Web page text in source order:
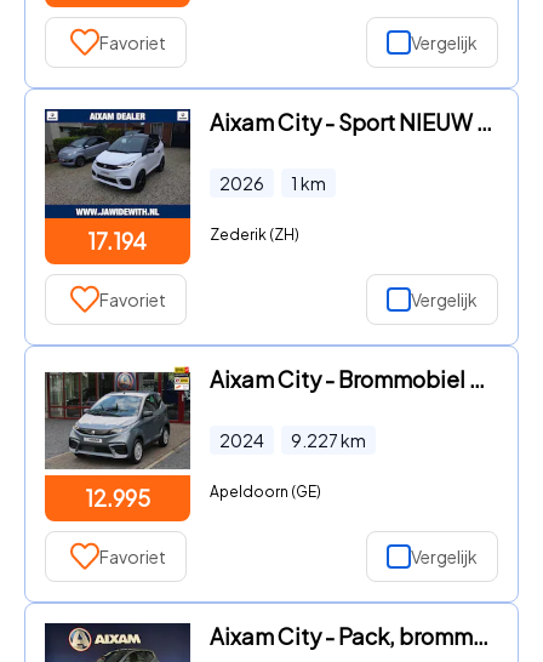
Favoriet Vergelijk
17.194
Aixam City - Sport NIEUW minicar Achteruitrijcamera, Parkeersensoren, Ele
2026 1 km
Zederik (ZH)
Favoriet Vergelijk
12.995
Aixam City - Brommobiel Pack 10740.00 ex btw
2024 9.227km
Apeldoorn (GE)
Favoriet Vergelijk
Aixam City - Pack, brommobiel, euro 5+ minicar